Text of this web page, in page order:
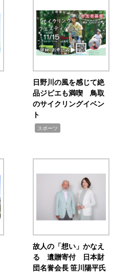
日野川の風を感じて絶
品ジビエも満喫 鳥取
のサイクリングイベン
ト
スポーツ
故人の「想い」かなえ
る 遺贈寄付 日本財
団名誉会長 笹川陽平氏